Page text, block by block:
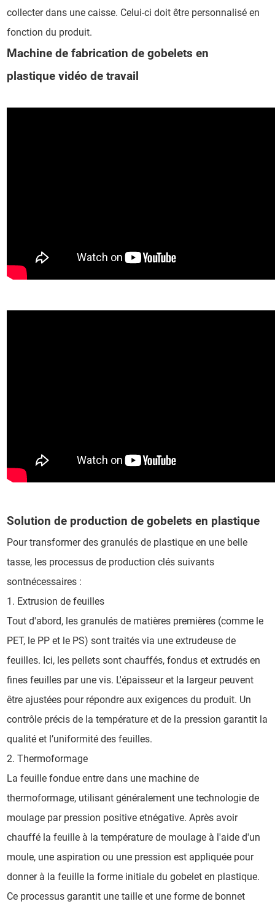
collecter dans une caisse. Celui-ci doit être personnalisé en
fonction du produit.
Machine de fabrication de gobelets en
plastique vidéo de travail
Solution de production de gobelets en plastique
Pour transformer des granulés de plastique en une belle
tasse, les processus de production clés suivants
sontnécessaires :
1. Extrusion de feuilles
Tout d'abord, les granulés de matières premières (comme le
PET, le PP et le PS) sont traités via une extrudeuse de
feuilles. Ici, les pellets sont chauffés, fondus et extrudés en
fines feuilles par une vis. L'épaisseur et la largeur peuvent
être ajustées pour répondre aux exigences du produit. Un
contrôle précis de la température et de la pression garantit la
qualité et l’uniformité des feuilles.
2. Thermoformage
La feuille fondue entre dans une machine de
thermoformage, utilisant généralement une technologie de
moulage par pression positive etnégative. Après avoir
chauffé la feuille à la température de moulage à l'aide d'un
moule, une aspiration ou une pression est appliquée pour
donner à la feuille la forme initiale du gobelet en plastique.
Ce processus garantit une taille et une forme de bonnet